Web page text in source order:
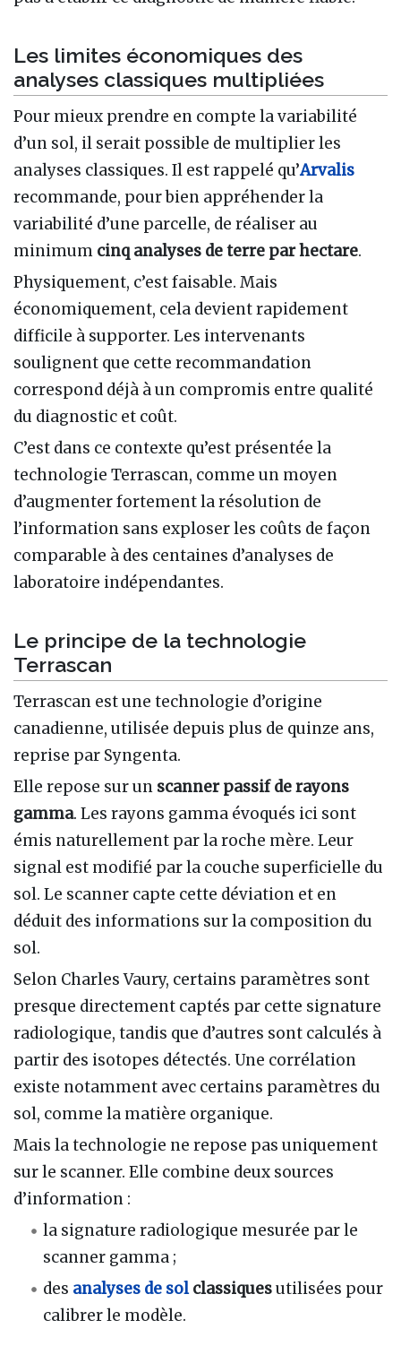
Les limites économiques des
analyses classiques multipliées
Pour mieux prendre en compte la variabilité
d’un sol, il serait possible de multiplier les
analyses classiques. Il est rappelé qu’Arvalis
recommande, pour bien appréhender la
variabilité d’une parcelle, de réaliser au
minimum cinq analyses de terre par hectare.
Physiquement, c’est faisable. Mais
économiquement, cela devient rapidement
difficile à supporter. Les intervenants
soulignent que cette recommandation
correspond déjà à un compromis entre qualité
du diagnostic et coût.
C’est dans ce contexte qu’est présentée la
technologie Terrascan, comme un moyen
d’augmenter fortement la résolution de
l’information sans exploser les coûts de façon
comparable à des centaines d’analyses de
laboratoire indépendantes.
Le principe de la technologie
Terrascan
Terrascan est une technologie d’origine
canadienne, utilisée depuis plus de quinze ans,
reprise par Syngenta.
Elle repose sur un scanner passif de rayons
gamma. Les rayons gamma évoqués ici sont
émis naturellement par la roche mère. Leur
signal est modifié par la couche superficielle du
sol. Le scanner capte cette déviation et en
déduit des informations sur la composition du
sol.
Selon Charles Vaury, certains paramètres sont
presque directement captés par cette signature
radiologique, tandis que d’autres sont calculés à
partir des isotopes détectés. Une corrélation
existe notamment avec certains paramètres du
sol, comme la matière organique.
Mais la technologie ne repose pas uniquement
sur le scanner. Elle combine deux sources
d’information :
la signature radiologique mesurée par le
scanner gamma ;
des analyses de solclassiquesutilisées pour
calibrer le modèle.